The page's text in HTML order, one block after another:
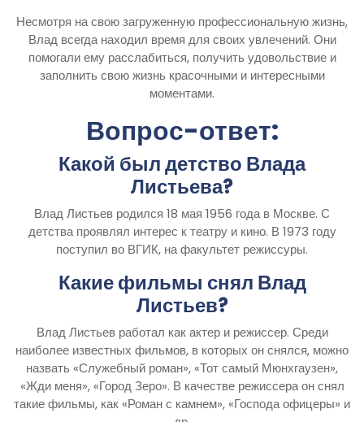
Несмотря на свою загруженную профессиональную жизнь,
Влад всегда находил время для своих увлечений. Они
помогали ему расслабиться, получить удовольствие и
заполнить свою жизнь красочными и интересными
моментами.
Вопрос-ответ:
Какой был детство Влада
Листьева?
Влад Листьев родился 18 мая 1956 года в Москве. С
детства проявлял интерес к театру и кино. В 1973 году
поступил во ВГИК, на факультет режиссуры.
Какие фильмы снял Влад
Листьев?
Влад Листьев работал как актер и режиссер. Среди
наиболее известных фильмов, в которых он снялся, можно
назвать «Служебный роман», «Тот самый Мюнхгаузен»,
«Жди меня», «Город Зеро». В качестве режиссера он снял
такие фильмы, как «Роман с камнем», «Господа офицеры» и